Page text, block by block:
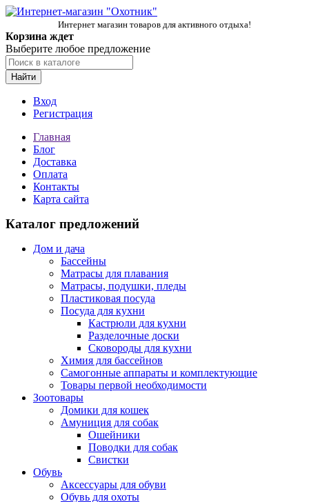
Интернет магазин товаров для активного отдыха!
Корзина ждет
Выберите любое предложение
Найти
Вход
Регистрация
Главная
Блог
Доставка
Оплата
Контакты
Карта сайта
Каталог предложений
Дом и дача
Бассейны
Матрасы для плавания
Матрасы, подушки, пледы
Пластиковая посуда
Посуда для кухни
Кастрюли для кухни
Разделочные доски
Сковороды для кухни
Химия для бассейнов
Самогонные аппараты и комплектующие
Товары первой необходимости
Зоотовары
Домики для кошек
Амуниция для собак
Ошейники
Поводки для собак
Свистки
Обувь
Аксессуары для обуви
Обувь для охоты